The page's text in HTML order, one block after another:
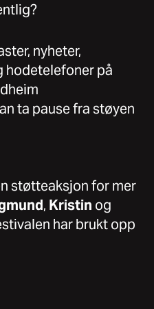
nyheter,
hodetelefoner på
ta pause fra støyen
støtteaksjon for mer
, Kristin og
har brukt opp